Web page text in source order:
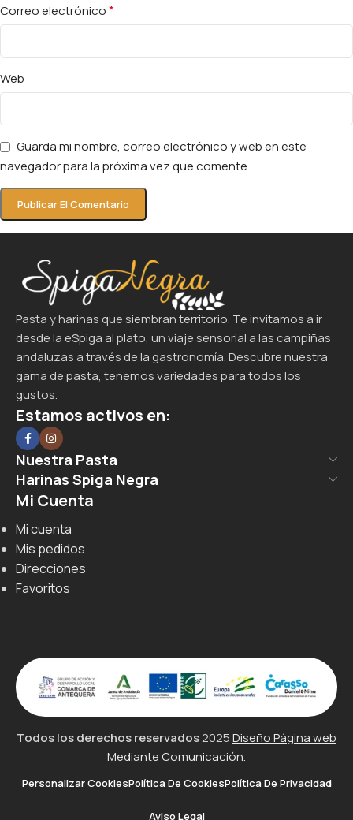
Correo electrónico*
Web
Guarda mi nombre, correo electrónico y web en este
navegador para la próxima vez que comente.
Pasta y harinas que siembran territorio. Te invitamos a ir
desde la eSpiga al plato, un viaje sensorial a las campiñas
andaluzas a través de la gastronomía. Descubre nuestra
gama de pasta, tenemos variedades para todos los
gustos.
Estamos activos en:
Nuestra Pasta
Harinas Spiga Negra
Mi Cuenta
Mi cuenta
Mis pedidos
Direcciones
Favoritos
Todos los derechos reservados2025Diseño Página web
Mediante Comunicación.
Personalizar CookiesPolítica De CookiesPolítica De Privacidad
Aviso Legal